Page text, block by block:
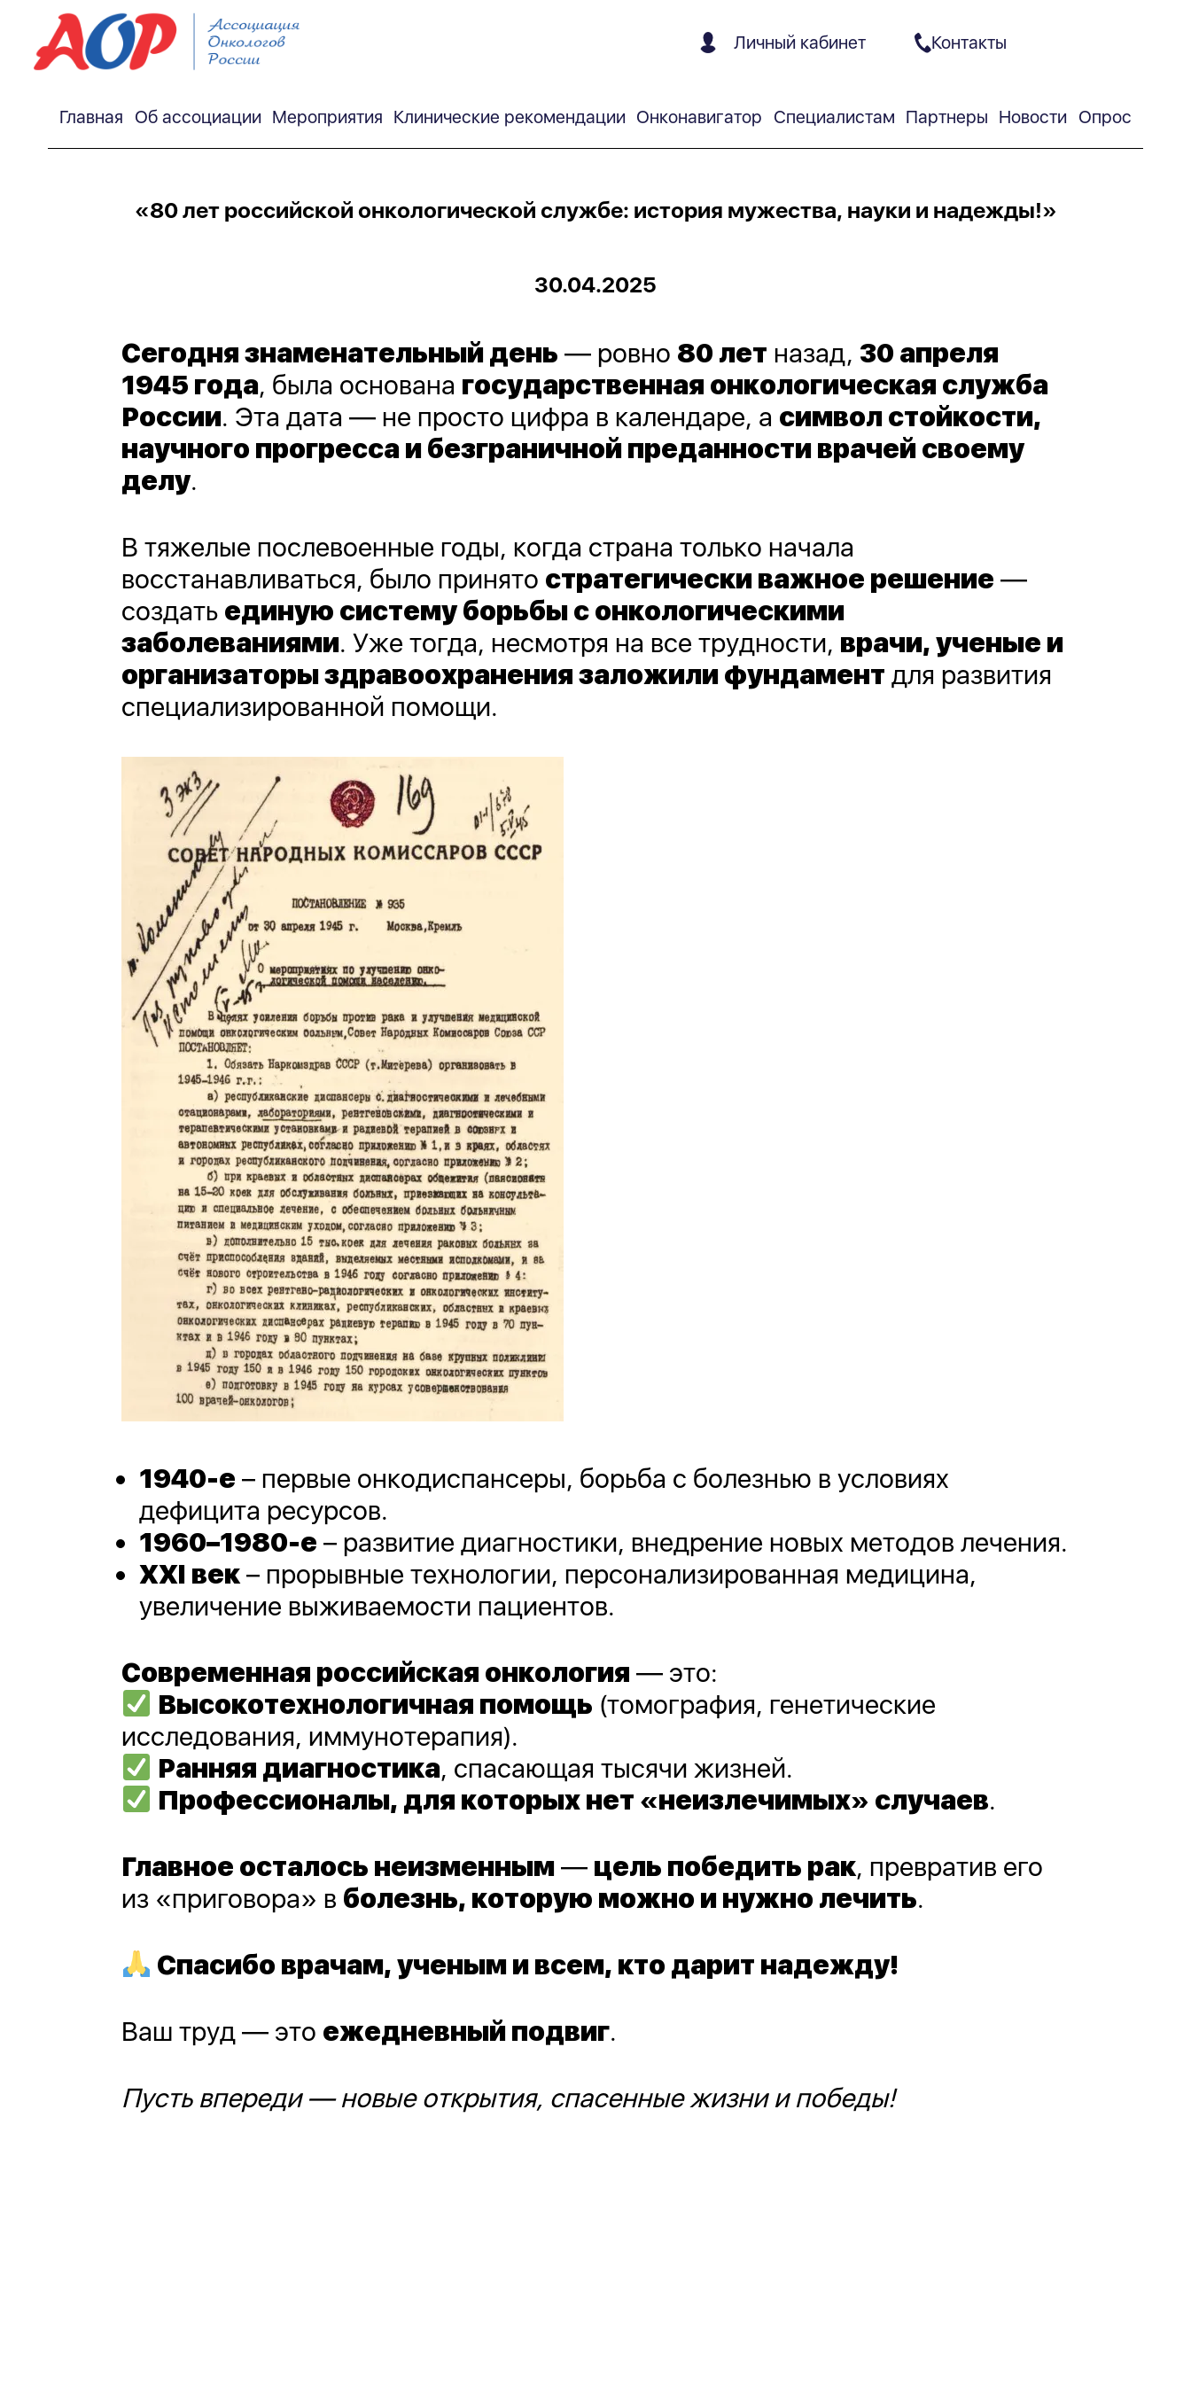
Личный кабинет Контакты
Главная Об ассоциации Мероприятия Клинические рекомендации Онконавигатор Специалистам Партнеры Новости Опрос
«80 лет российской онкологической службе: история мужества, науки и надежды!»
30.04.2025
Сегодня знаменательный день — ровно 80 лет назад, 30 апреля
1945 года, была основана государственная онкологическая служба
России. Эта дата — не просто цифра в календаре, а символ стойкости,
научного прогресса и безграничной преданности врачей своему
делу.
В тяжелые послевоенные годы, когда страна только начала
восстанавливаться, было принято стратегически важное решение —
создать единую систему борьбы с онкологическими
заболеваниями. Уже тогда, несмотря на все трудности, врачи, ученые и
организаторы здравоохранения заложили фундамент для развития
специализированной помощи.
1940-е – первые онкодиспансеры, борьба с болезнью в условиях
дефицита ресурсов.
1960–1980-е – развитие диагностики, внедрение новых методов лечения.
XXI век– прорывные технологии, персонализированная медицина,
увеличение выживаемости пациентов.
Современная российская онкология — это:
Высокотехнологичная помощь (томография, генетические
исследования, иммунотерапия).
Ранняя диагностика, спасающая тысячи жизней.
Профессионалы, для которых нет «неизлечимых» случаев.
Главное осталось неизменным— цель победить рак, превратив его
из «приговора» в болезнь, которую можно и нужно лечить.
Спасибо врачам, ученым и всем, кто дарит надежду!
Ваш труд — это ежедневный подвиг.
Пусть впереди — новые открытия, спасенные жизни и победы!